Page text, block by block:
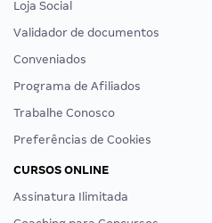
Loja Social
Validador de documentos
Conveniados
Programa de Afiliados
Trabalhe Conosco
Preferências de Cookies
CURSOS ONLINE
Assinatura Ilimitada